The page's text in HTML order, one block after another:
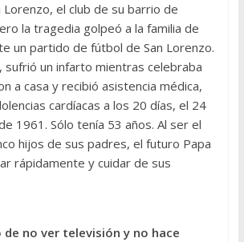
Lorenzo, el club de su barrio de
la tragedia golpeó a la familia de
un partido de fútbol de San Lorenzo.
sufrió un infarto mientras celebraba
a casa y recibió asistencia médica,
cardíacas a los 20 días, el 24
1961. Sólo tenía 53 años. Al ser el
hijos de sus padres, el futuro Papa
rápidamente y cuidar de sus
no ver televisión y no hace